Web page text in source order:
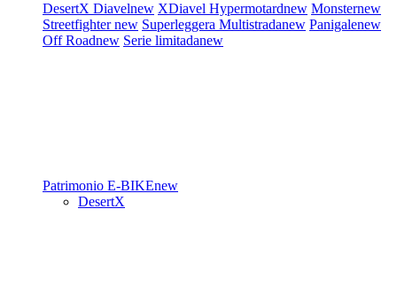
DesertX Diavelnew XDiavel Hypermotardnew Monsternew
Streetfighternew Superleggera Multistradanew Panigalenew
Off Roadnew Serie limitadanew
Patrimonio E-BIKEnew
DesertX